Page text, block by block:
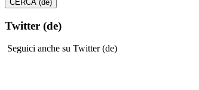
Twitter (de)
Seguici anche su Twitter (de)